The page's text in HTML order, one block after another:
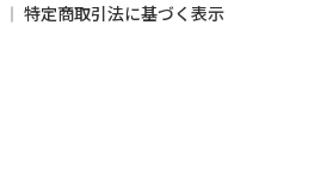
特定商取引法に基づく表示